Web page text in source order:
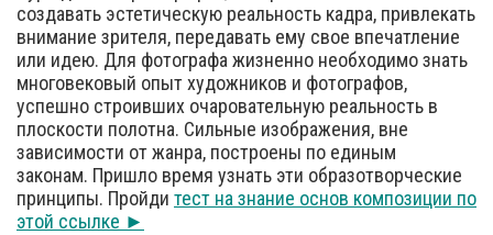
создавать эстетическую реальность кадра, привлекать
внимание зрителя, передавать ему свое впечатление
или идею. Для фотографа жизненно необходимо знать
многовековый опыт художников и фотографов,
успешно строивших очаровательную реальность в
плоскости полотна. Сильные изображения, вне
зависимости от жанра, построены по единым
законам. Пришло время узнать эти образотворческие
принципы. Пройди тест на знание основ композиции по
этой ссылке ►